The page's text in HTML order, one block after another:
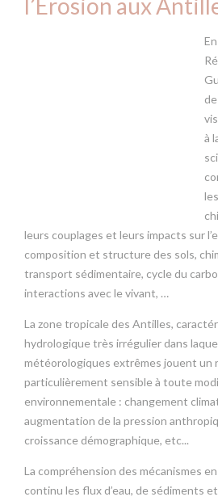
à
leurs couplages et leurs impacts sur
composition et structure des sols,
transport sédimentaire, cycle du
interactions avec le vivant, …
La zone tropicale des Antilles,
hydrologique très irrégulier dans
météorologiques extrêmes jouent un
particulièrement sensible à toute
environnementale : changement
augmentation de la pression
croissance démographique, etc...
La compréhension des mécanismes
continu les flux d’eau, de sédiments